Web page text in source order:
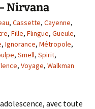
Nirvana
, Cassette, Cayenne,
, Fille, Flingue, Gueule,
, Ignorance, Métropole,
, Smell, Spirit,
, Voyage, Walkman
avec toute